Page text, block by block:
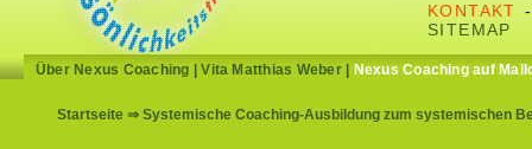
KONTAKT
SITEMAP
Über Nexus Coaching |Vita Matthias Weber| Nexus Coaching auf
Startseite ⇒ Systemische Coaching-Ausbildung zum systemischen